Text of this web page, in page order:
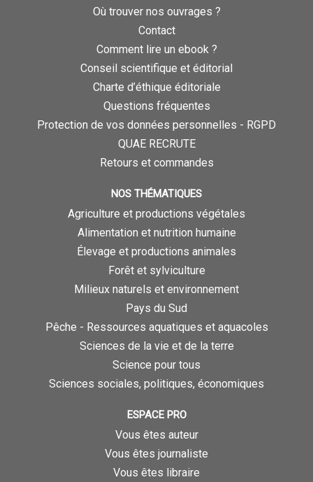
Où trouver nos ouvrages ?
Contact
Comment lire un ebook ?
Conseil scientifique et éditorial
Charte d’éthique éditoriale
Questions fréquentes
Protection de vos données personnelles - RGPD
QUAE RECRUTE
Retours et commandes
NOS THÉMATIQUES
Agriculture et productions végétales
Alimentation et nutrition humaine
Élevage et productions animales
Forêt et sylviculture
Milieux naturels et environnement
Pays du Sud
Pêche - Ressources aquatiques et aquacoles
Sciences de la vie et de la terre
Science pour tous
Sciences sociales, politiques, économiques
ESPACE PRO
Vous êtes auteur
Vous êtes journaliste
Vous êtes libraire